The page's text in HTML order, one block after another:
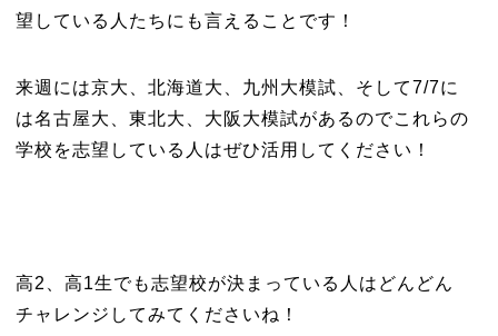
望している人たちにも言えることです！
来週には京大、北海道大、九州大模試、そして7/7に
は名古屋大、東北大、大阪大模試があるのでこれらの
学校を志望している人はぜひ活用してください！
高2、高1生でも志望校が決まっている人はどんどん
チャレンジしてみてくださいね！